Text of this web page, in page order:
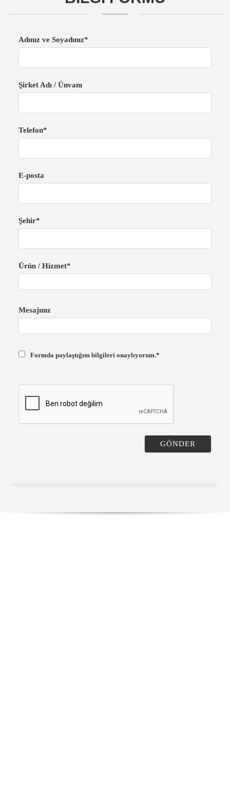
Adınız ve Soyadınız*
Şirket Adı / Ünvanı
Telefon*
E-posta
Şehir*
Ürün / Hizmet*
Mesajınız
Formda paylaştığım bilgileri onaylıyorum.*